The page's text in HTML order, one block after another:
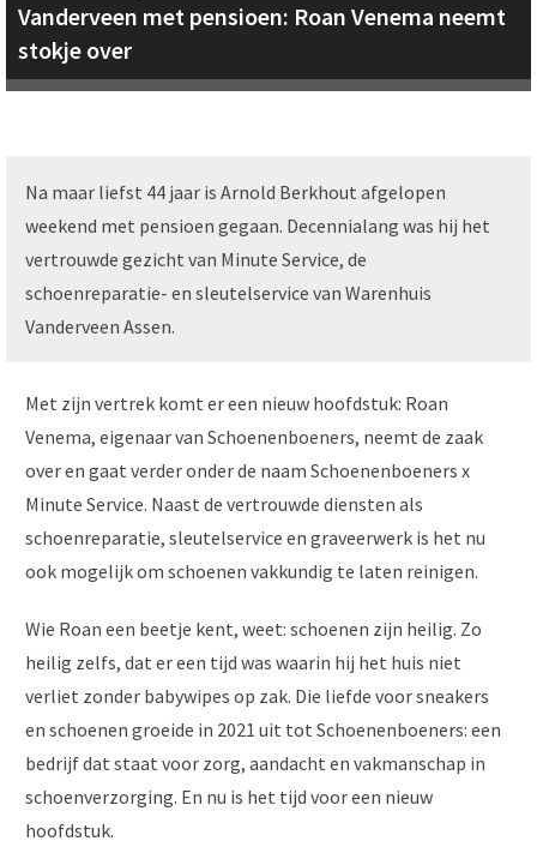
Vanderveen met pensioen: Roan Venema neemt
stokje over
Na maar liefst 44 jaar is Arnold Berkhout afgelopen
weekend met pensioen gegaan. Decennialang was hij het
vertrouwde gezicht van Minute Service, de
schoenreparatie- en sleutelservice van Warenhuis
Vanderveen Assen.
Met zijn vertrek komt er een nieuw hoofdstuk: Roan
Venema, eigenaar van Schoenenboeners, neemt de zaak
over en gaat verder onder de naam Schoenenboeners x
Minute Service. Naast de vertrouwde diensten als
schoenreparatie, sleutelservice en graveerwerk is het nu
ook mogelijk om schoenen vakkundig te laten reinigen.
Wie Roan een beetje kent, weet: schoenen zijn heilig. Zo
heilig zelfs, dat er een tijd was waarin hij het huis niet
verliet zonder babywipes op zak. Die liefde voor sneakers
en schoenen groeide in 2021 uit tot Schoenenboeners: een
bedrijf dat staat voor zorg, aandacht en vakmanschap in
schoenverzorging. En nu is het tijd voor een nieuw
hoofdstuk.